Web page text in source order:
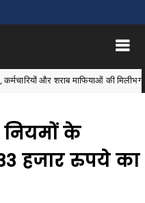
शराब माफियाओं की मिलीभगत का दावा
नियमों के
हजार रुपये का